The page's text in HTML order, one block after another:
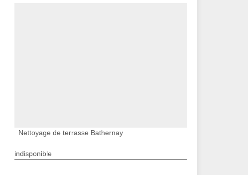
Nettoyage de terrasse Bathernay
indisponible